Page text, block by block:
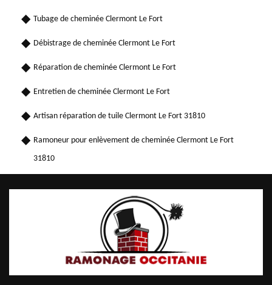
Tubage de cheminée Clermont Le Fort
Débistrage de cheminée Clermont Le Fort
Réparation de cheminée Clermont Le Fort
Entretien de cheminée Clermont Le Fort
Artisan réparation de tuile Clermont Le Fort 31810
Ramoneur pour enlèvement de cheminée Clermont Le Fort
31810